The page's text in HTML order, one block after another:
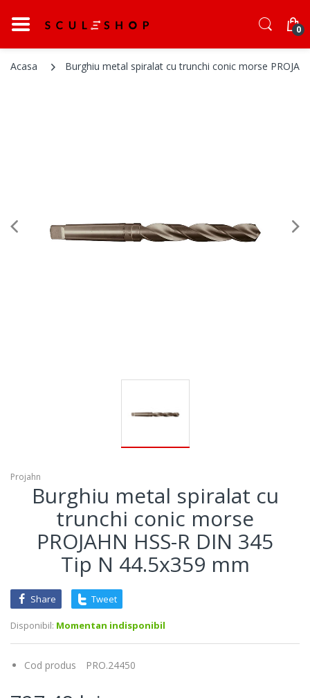
0
Acasa Burghiu metal spiralat cu trunchi conic morse
Projahn
Burghiu metal spiralat cu
trunchi conic morse
PROJAHN HSS-R DIN 345
Tip N 44.5x359 mm
Share Tweet
Disponibil: Momentan indisponibil
Cod produs PRO.24450